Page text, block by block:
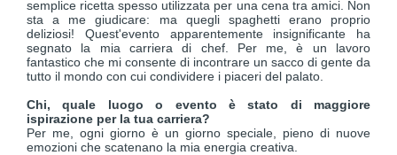
semplice ricetta spesso utilizzata per una cena tra amici. Non
sta a me giudicare: ma quegli spaghetti erano proprio
deliziosi! Quest'evento apparentemente insignificante ha
segnato la mia carriera di chef. Per me, è un lavoro
fantastico che mi consente di incontrare un sacco di gente da
tutto il mondo con cui condividere i piaceri del palato.
Chi, quale luogo o evento è stato di maggiore
ispirazione per la tua carriera?
Per me, ogni giorno è un giorno speciale, pieno di nuove
emozioni che scatenano la mia energia creativa.